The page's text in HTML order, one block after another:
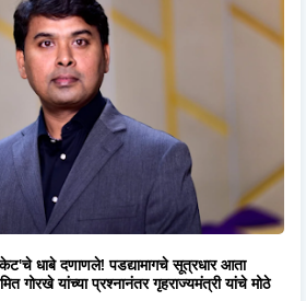
धाबे दणाणले! पडद्यामागचे सूत्रधार आता
गोरखे यांच्या प्रश्नानंतर गृहराज्यमंत्री यांचे मोठे